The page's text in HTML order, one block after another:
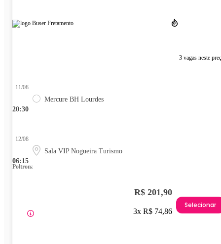
3 vagas neste
20:30
11/08
Mercure BH Lourdes
06:15
12/08
Sala VIP Nogueira Turismo
Poltrona
R$ 201,90
3x R$ 74,86
Selecionar